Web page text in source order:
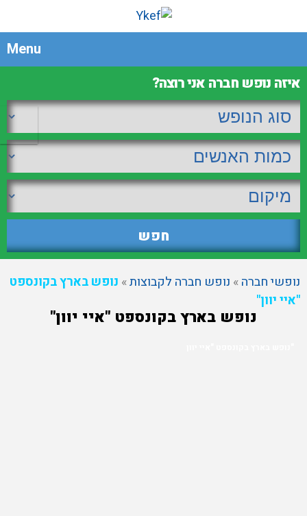
Menu
איזה נופש חברה אני רוצה?
נופשי חברה» נופש חברה לקבוצות» נופש בארץ בקונספט
"איי יוון"
נופש בארץ בקונספט "איי יוון"